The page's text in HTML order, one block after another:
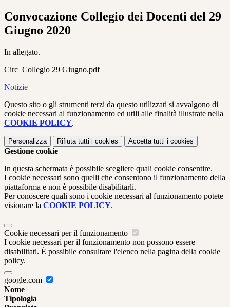
Convocazione Collegio dei Docenti del 29
Giugno 2020
In allegato.
Circ_Collegio 29 Giugno.pdf
Notizie
Questo sito o gli strumenti terzi da questo utilizzati si avvalgono di
cookie necessari al funzionamento ed utili alle finalità illustrate nella
COOKIE POLICY.
Personalizza Rifiuta tutti i cookies Accetta tutti i cookies
Gestione cookie
In questa schermata è possibile scegliere quali cookie consentire.
I cookie necessari sono quelli che consentono il funzionamento della
piattaforma e non è possibile disabilitarli.
Per conoscere quali sono i cookie necessari al funzionamento potete
visionare la COOKIE POLICY.
Cookie necessari per il funzionamento
I cookie necessari per il funzionamento non possono essere
disabilitati. È possibile consultare l'elenco nella pagina della cookie
policy.
google.com
Nome
Tipologia